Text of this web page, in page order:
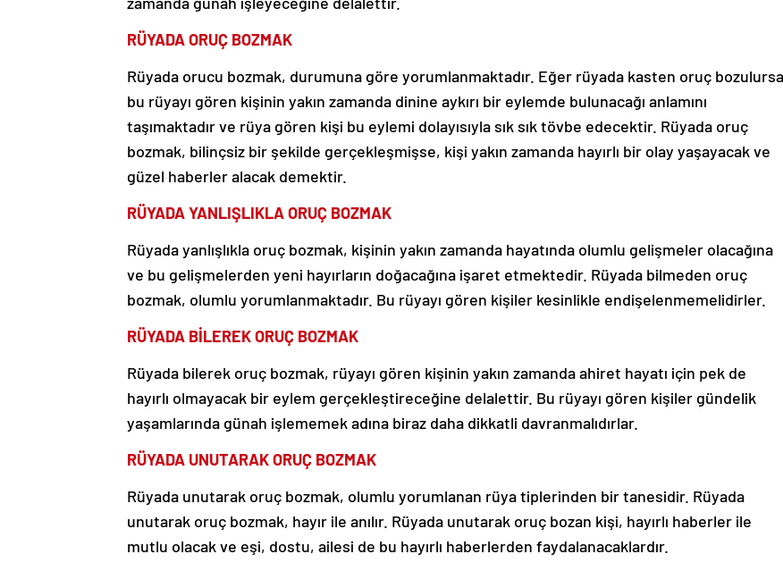
bu rüyayı gören kişinin yakın zamanda dinine aykırı bir eylemde bulunacağı anlamını
taşımaktadır ve rüya gören kişi bu eylemi dolayısıyla sık sık tövbe edecektir. Rüyada oruç
bozmak, bilinçsiz bir şekilde gerçekleşmişse, kişi yakın zamanda hayırlı bir olay yaşayacak ve
güzel haberler alacak demektir.
ve bu gelişmelerden yeni hayırların doğacağına işaret etmektedir. Rüyada bilmeden oruç
bozmak, olumlu yorumlanmaktadır. Bu rüyayı gören kişiler kesinlikle endişelenmemelidirler.
hayırlı olmayacak bir eylem gerçekleştireceğine delalettir. Bu rüyayı gören kişiler gündelik
yaşamlarında günah işlememek adına biraz daha dikkatli davranmalıdırlar.
unutarak oruç bozmak, hayır ile anılır. Rüyada unutarak oruç bozan kişi, hayırlı haberler ile
mutlu olacak ve eşi, dostu, ailesi de bu hayırlı haberlerden faydalanacaklardır.